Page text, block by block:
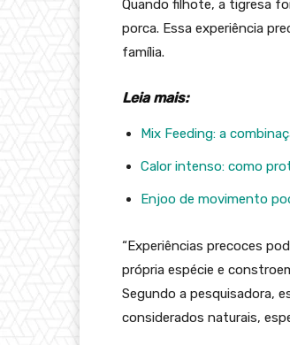
Quando filhote, a tigresa
porca. Essa experiência
família.
Leia mais:
Mix Feeding: a
Calor intenso: como
Enjoo de movimento
“Experiências precoces
própria espécie e
Segundo a pesquisadora,
considerados naturais,